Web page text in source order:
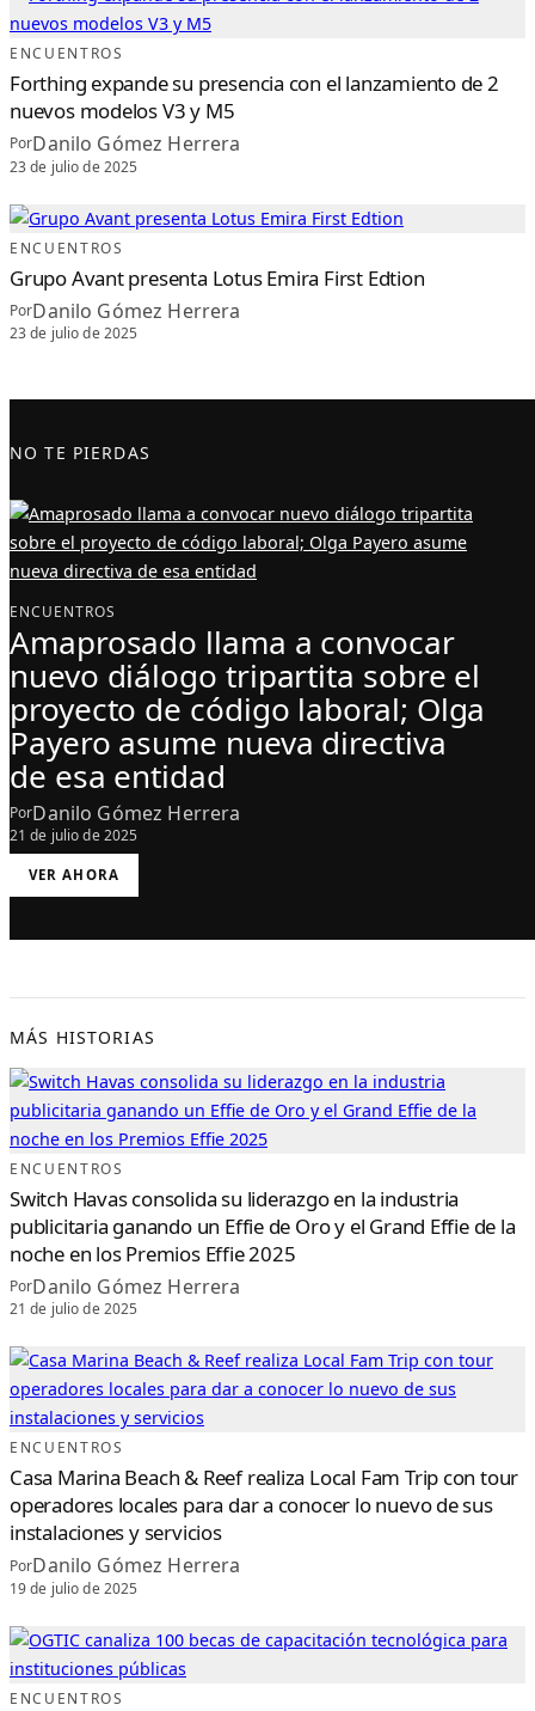
ENCUENTROS
Forthing expande su presencia con el lanzamiento de 2
nuevos modelos V3 y M5
PorDanilo Gómez Herrera
23 de julio de 2025
ENCUENTROS
Grupo Avant presenta Lotus Emira First Edtion
PorDanilo Gómez Herrera
23 de julio de 2025
NO TE PIERDAS
ENCUENTROS
Amaprosado llama a convocar
nuevo diálogo tripartita sobre el
proyecto de código laboral; Olga
Payero asume nueva directiva
de esa entidad
PorDanilo Gómez Herrera
21 de julio de 2025
VER AHORA
:
M
R
L
A
A
A
O
N
V
O
C
A
R
N
U
E
O
I
Á
L
O
T
R
I
P
A
R
T
I
A
O
B
R
E
E
L
P
R
E
C
T
O
D
E
MÁS HISTORIAS
ENCUENTROS
Switch Havas consolida su liderazgo en la industria
publicitaria ganando un Effie de Oro y el Grand Effie de la
noche en los Premios Effie 2025
PorDanilo Gómez Herrera
21 de julio de 2025
ENCUENTROS
Casa Marina Beach & Reef realiza Local Fam Trip con tour
operadores locales para dar a conocer lo nuevo de sus
instalaciones y servicios
PorDanilo Gómez Herrera
19 de julio de 2025
ENCUENTROS